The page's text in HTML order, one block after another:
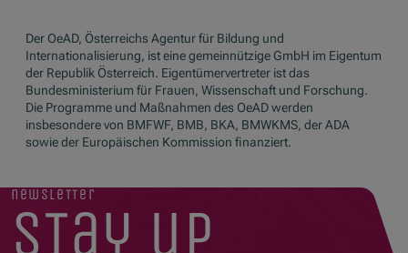
Der OeAD, Österreichs Agentur für Bildung und
Internationalisierung, ist eine gemeinnützige GmbH im Eigentum
der Republik Österreich. Eigentümervertreter ist das
Bundesministerium für Frauen, Wissenschaft und Forschung.
Die Programme und Maßnahmen des OeAD werden
insbesondere von BMFWF, BMB, BKA, BMWKMS, der ADA
sowie der Europäischen Kommission finanziert.
newsletter
stay up